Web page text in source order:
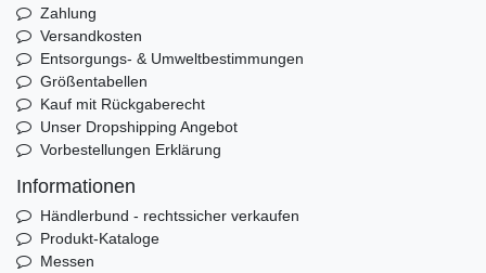
Zahlung
Versandkosten
Entsorgungs- & Umweltbestimmungen
Größentabellen
Kauf mit Rückgaberecht
Unser Dropshipping Angebot
Vorbestellungen Erklärung
Informationen
Händlerbund - rechtssicher verkaufen
Produkt-Kataloge
Messen